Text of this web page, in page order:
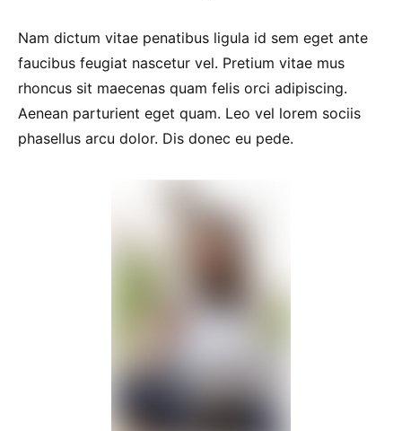
Nam dictum vitae penatibus ligula id sem eget ante
faucibus feugiat nascetur vel. Pretium vitae mus
rhoncus sit maecenas quam felis orci adipiscing.
Aenean parturient eget quam. Leo vel lorem sociis
phasellus arcu dolor. Dis donec eu pede.